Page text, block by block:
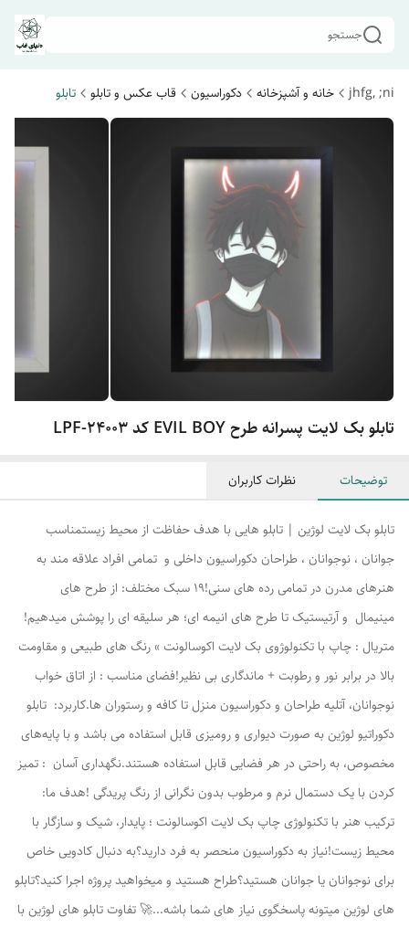
جستجو
jhfg, ;ni خانه و آشپزخانه دکوراسیون قاب عکس و تابلو تابلو
تابلو بک لایت پسرانه طرح EVIL BOY کد LPF-24003
توضیحات نظرات کاربران
تابلو بک لایت لوژین | تابلو هایی با هدف حفاظت از محیط زیستمناسب
جوانان ، نوجوانان ، طراحان دکوراسیون داخلی و تمامی افراد علاقه مند به
هنرهای مدرن در تمامی رده های سنی!۱۹ سبک مختلف: از طرح های
مینیمال و آرتیستیک تا طرح های انیمه ای؛ هر سلیقه ای را پوشش میدهیم!
متریال : چاپ با تکنولوژوی بک لایت اکوسالونت » رنگ های طبیعی و مقاومت
بالا در برابر نور و رطوبت + ماندگاری بی نظیر!فضای مناسب : از اتاق خواب
نوجوانان، آتلیه طراحان و دکوراسیون منزل تا کافه و رستوران ها.کاربرد: تابلو
دکوراتیو لوژین به صورت دیواری و رومیزی قابل استفاده می باشد و با پایه‌های
مخصوص، به راحتی در هر فضایی قابل استفاده هستند.نگهداری آسان : تمیز
کردن با یک دستمال نرم و مرطوب بدون نگرانی از رنگ پریدگی !هدف ما:
ترکیب هنر با تکنولوژی چاپ بک لایت اکوسالونت ؛ پایدار، شیک و سازگار با
محیط زیست!نیاز به دکوراسیون منحصر به فرد دارید؟به دنبال کادویی خاص
برای نوجوانان یا جوانان هستید؟طراح هستید و میخواهید پروژه اجرا کنید؟تابلو
های لوژين میتونه پاسخگوی نیاز های شما باشه...🚀 تفاوت تابلو های لوژين با